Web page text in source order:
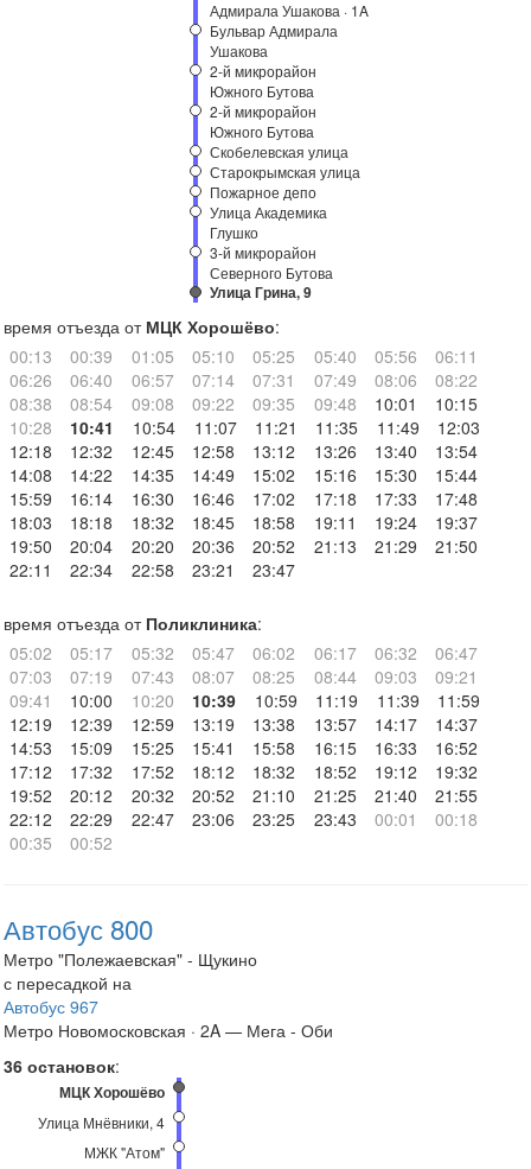
Адмирала Ушакова · 1A
Бульвар Адмирала
Ушакова
2-й микрорайон
Южного Бутова
2-й микрорайон
Южного Бутова
Скобелевская улица
Старокрымская улица
Пожарное депо
Улица Академика
Глушко
3-й микрорайон
Северного Бутова
Улица Грина, 9
время отъезда от МЦК Хорошёво:
00:13
00:39 01:05 05:10 05:25 05:40 05:56
06:11
06:26
06:40 06:57 07:14 07:31 07:49 08:06
08:22
08:38
08:54 09:08 09:22 09:35 09:48 10:01
10:15
10:28
10:41 10:54 11:07 11:21 11:35 11:49
12:03
12:18
12:32 12:45 12:58 13:12 13:26 13:40
13:54
14:08
14:22 14:35 14:49 15:02 15:16 15:30
15:44
15:59
16:14 16:30 16:46 17:02 17:18 17:33
17:48
18:03
18:18 18:32 18:45 18:58 19:11 19:24
19:37
19:50
20:04 20:20 20:36 20:52 21:13 21:29
21:50
22:11
22:34 22:58 23:21 23:47
время отъезда от Поликлиника:
05:02
05:17 05:32 05:47 06:02 06:17 06:32
06:47
07:03
07:19 07:43 08:07 08:25 08:44 09:03
09:21
09:41
10:00 10:20 10:39 10:59 11:19 11:39
11:59
12:19
12:39 12:59 13:19 13:38 13:57 14:17
14:37
14:53
15:09 15:25 15:41 15:58 16:15 16:33
16:52
17:12
17:32 17:52 18:12 18:32 18:52 19:12
19:32
19:52
20:12 20:32 20:52 21:10 21:25 21:40
21:55
22:12
22:29 22:47 23:06 23:25 23:43 00:01
00:18
00:35
00:52
Автобус 800
Метро "Полежаевская" - Щукино
с пересадкой на
Автобус 967
Метро Новомосковская · 2A — Мега - Оби
36 остановок:
МЦК Хорошёво
Улица Мнёвники, 4
МЖК "Атом"